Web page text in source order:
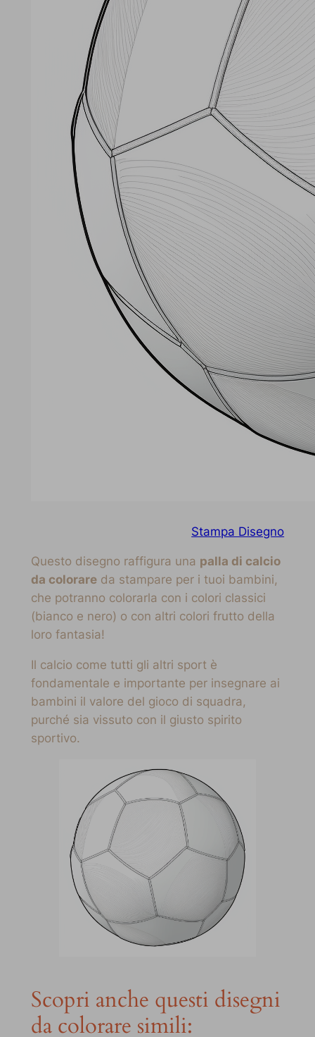
Stampa Disegno
Questo disegno raffigura una palla di calcio
da colorareda stampare per i tuoi bambini,
che potranno colorarla con i colori classici
(bianco e nero) o con altri colori frutto della
loro fantasia!
Il calcio come tutti gli altri sport è
fondamentale e importante per insegnare ai
bambini il valore del gioco di squadra,
purché sia vissuto con il giusto spirito
sportivo.
Scopri anche questi disegni
da colorare simili: